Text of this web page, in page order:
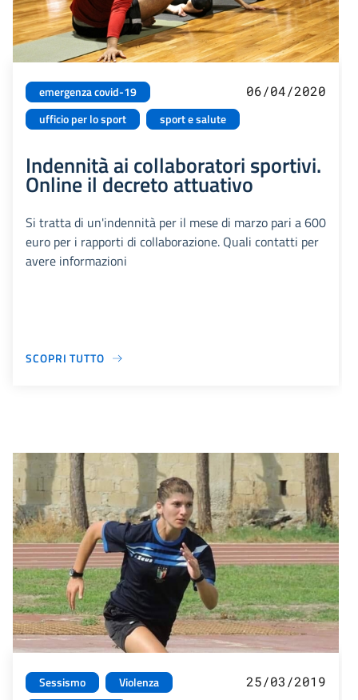
emergenza covid-19
ufficio per lo sport
sport e salute
06/04/2020
Indennità ai collaboratori sportivi.
Online il decreto attuativo
Si tratta di un'indennità per il mese di marzo pari a 600
euro per i rapporti di collaborazione. Quali contatti per
avere informazioni
SCOPRI TUTTO
Sessismo
Violenza
25/03/2019